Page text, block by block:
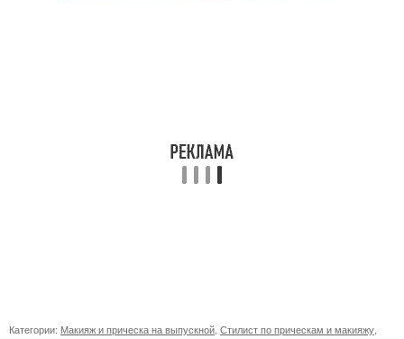
Категории: Макияж и прическа на выпускной Стилист по прическам и макияжу